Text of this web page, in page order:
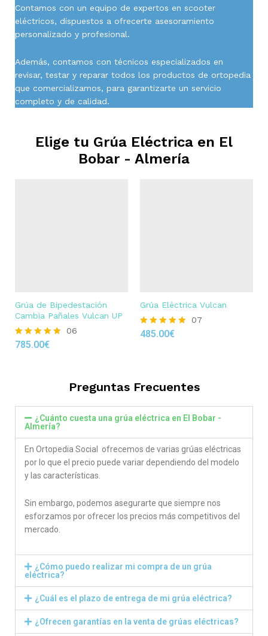
Contamos con un equipo de expertos en scooter
eléctricos, dispuestos a ofrecerte asesoramiento
personalizado y profesional.
Además, contamos con técnicos especializados en
revisar, testar y reparar todos los productos de ortopedia
que comercializamos, para garantizarte un servicio
completo y de calidad.
Elige tu Grúa Eléctrica en El
Bobar - Almería
Grúa de Bipedestación
Cambia Pañales Vulcan UP
Rated
06
785.00€
Grúa Eléctrica Vulcan
Rated
07
485.00€
Preguntas Frecuentes
¿Cuánto cuesta una grúa eléctrica en El Bobar -
Almería?
En Ortopedia Social ofrecemos de varias grúas eléctricas
por lo que el precio puede variar dependiendo del modelo
y las características.
Sin embargo, podemos asegurarte que siempre nos
esforzamos por ofrecer los precios más competitivos del
mercado.
¿Cómo puedo realizar mi compra de un grúa
eléctrica?
¿Cuál es el plazo de entrega de mi grúa eléctrica?
¿Ofrecen garantías en la venta de grúas eléctricas?